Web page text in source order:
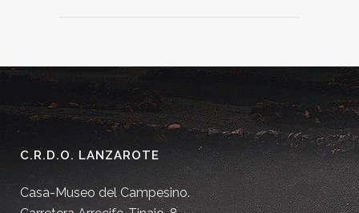
C.R.D.O. LANZAROTE
Casa-Museo del Campesino.